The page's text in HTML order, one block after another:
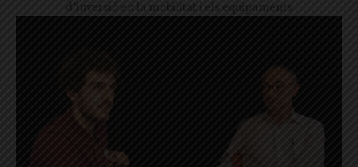
d’inversió en la mobilitat i els equipaments